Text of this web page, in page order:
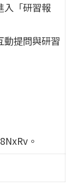
「研習報
動提問與研習
。